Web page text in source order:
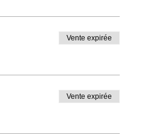
faire face au propos
Vente expirée
Vente expirée